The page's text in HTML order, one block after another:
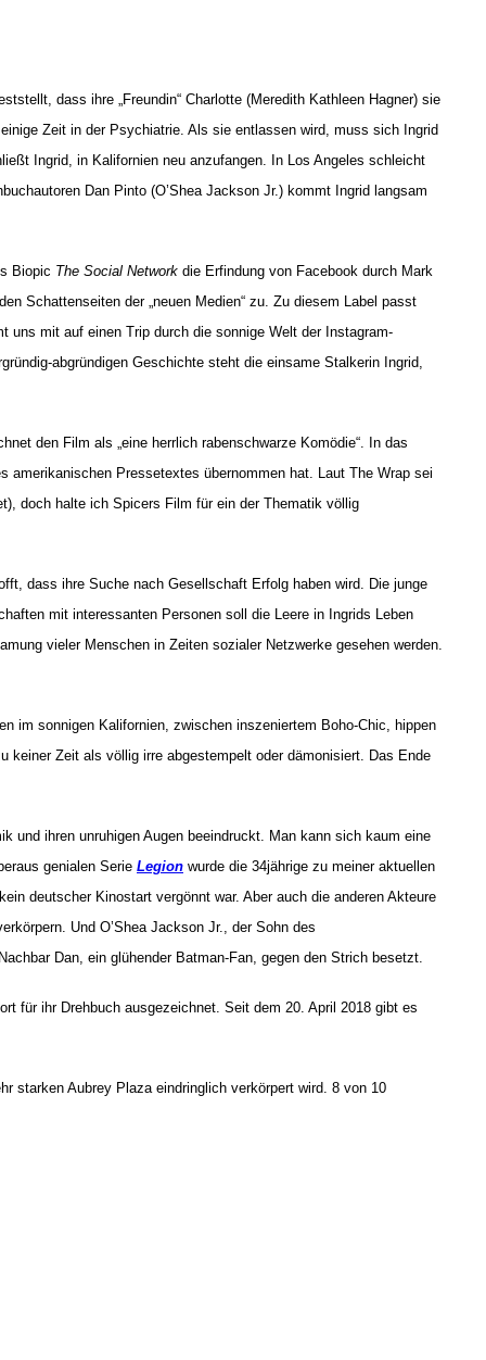
dass ihre „Freundin“ Charlotte (Meredith Kathleen Hagner) sie
Zeit in der Psychiatrie. Als sie entlassen wird, muss sich Ingrid
Ingrid, in Kalifornien neu anzufangen. In Los Angeles schleicht
Dan Pinto (O’Shea Jackson Jr.) kommt Ingrid langsam
Biopic The Social Network die Erfindung von Facebook durch Mark
Schattenseiten der „neuen Medien“ zu. Zu diesem Label passt
uns mit auf einen Trip durch die sonnige Welt der Instagram-
abgründigen Geschichte steht die einsame Stalkerin Ingrid,
den Film als „eine herrlich rabenschwarze Komödie“. In das
Pressetextes übernommen hat. Laut The Wrap sei
doch halte ich Spicers Film für ein der Thematik völlig
dass ihre Suche nach Gesellschaft Erfolg haben wird. Die junge
mit interessanten Personen soll die Leere in Ingrids Leben
vieler Menschen in Zeiten sozialer Netzwerke gesehen werden.
im sonnigen Kalifornien, zwischen inszeniertem Boho-Chic, hippen
keiner Zeit als völlig irre abgestempelt oder dämonisiert. Das Ende
und ihren unruhigen Augen beeindruckt. Man kann sich kaum eine
genialen Serie Legion wurde die 34jährige zu meiner aktuellen
deutscher Kinostart vergönnt war. Aber auch die anderen Akteure
Und O’Shea Jackson Jr., der Sohn des
Dan, ein glühender Batman-Fan, gegen den Strich besetzt.
für ihr Drehbuch ausgezeichnet. Seit dem 20. April 2018 gibt es
starken Aubrey Plaza eindringlich verkörpert wird. 8 von 10